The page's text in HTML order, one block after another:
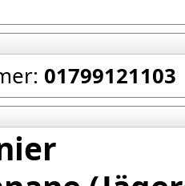
01799121103